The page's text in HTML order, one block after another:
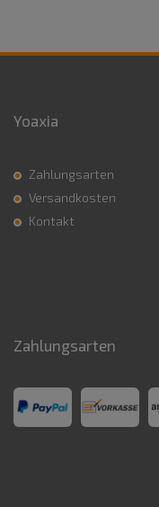
Yoaxia
Zahlungsarten
Versandkosten
Kontakt
Zahlungsarten